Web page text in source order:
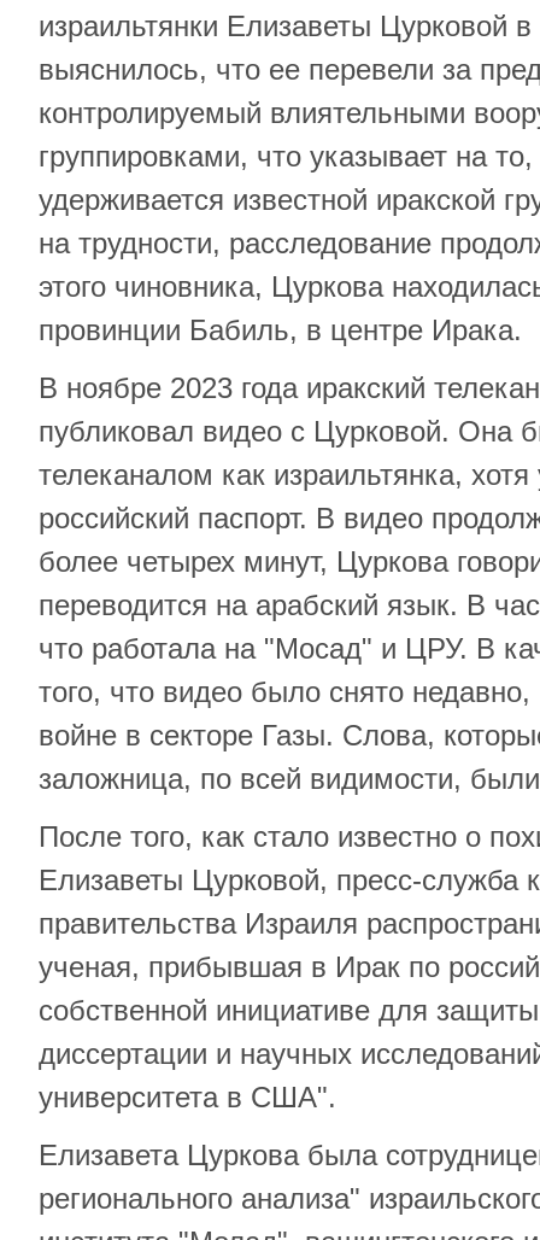
израильтянки Елизаветы Цурковой в
выяснилось, что ее перевели за
контролируемый влиятельными
группировками, что указывает на
удерживается известной иракской
на трудности, расследование
этого чиновника, Цуркова
провинции Бабиль, в центре Ирака.
В ноябре 2023 года иракский
публиковал видео с Цурковой. Она
телеканалом как израильтянка,
российский паспорт. В видео
более четырех минут, Цуркова
переводится на арабский язык. В
что работала на "Мосад" и ЦРУ. В
того, что видео было снято
войне в секторе Газы. Слова,
заложница, по всей видимости,
После того, как стало известно о
Елизаветы Цурковой, пресс-служба
правительства Израиля
ученая, прибывшая в Ирак по
собственной инициативе для
диссертации и научных
университета в США".
Елизавета Цуркова была
регионального анализа"